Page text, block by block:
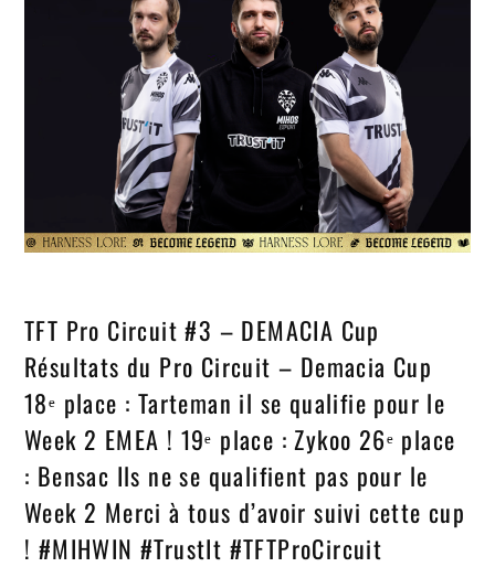
TFT Pro Circuit #3 – DEMACIA Cup
Résultats du Pro Circuit – Demacia Cup
18ᵉ place : Tarteman il se qualifie pour le
Week 2 EMEA ! 19ᵉ place : Zykoo 26ᵉ place
: Bensac Ils ne se qualifient pas pour le
Week 2 Merci à tous d’avoir suivi cette cup
! #MIHWIN #TrustIt #TFTProCircuit